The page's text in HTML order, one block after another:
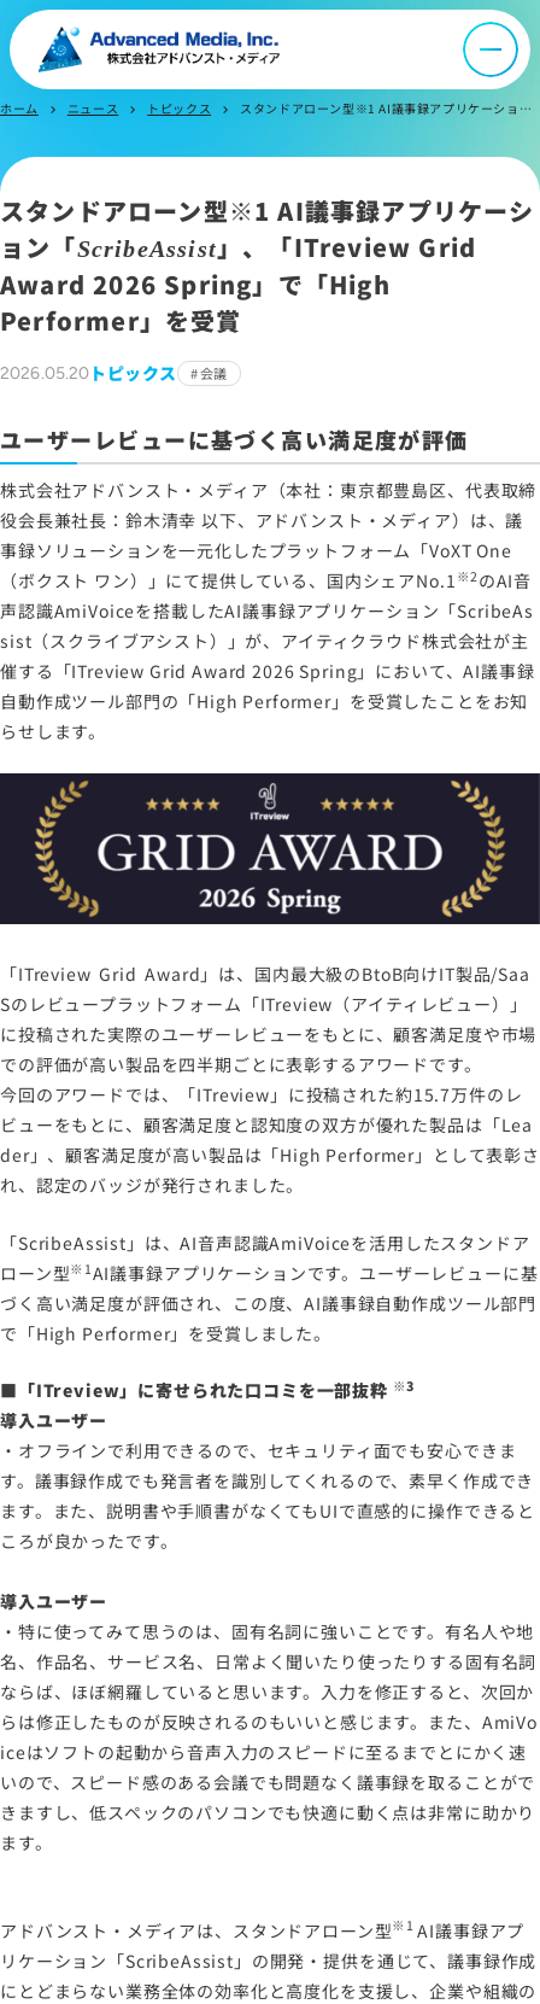
よくあるご質問
お問い合わせ
サイトマップ
サイトのご利用について
ソーシャルメディアポリシー
プライバシーポリシー
情報セキュリティポリシー
メールマガジン
ホーム chevron_right ニュース chevron_right トピックス chevron_right スタンドアローン型※1 AI議事録アプリケーション「ScribeAssist」、「ITreview Grid Award 2026 Spring」で「High Performer」を受賞
スタンドアローン型※1 AI議事録アプリケーシ
ョン「ScribeAssist」、「ITreview Grid
Award 2026 Spring」で「High
Performer」を受賞
2026.05.20 トピックス 会議
ユーザーレビューに基づく高い満足度が評価
株式会社アドバンスト・メディア（本社：東京都豊島区、代表取締
役会長兼社長：鈴木清幸 以下、アドバンスト・メディア）は、議
事録ソリューションを一元化したプラットフォーム「VoXT One
（ボクスト ワン）」にて提供している、国内シェアNo.1 ※2 のAI音
声認識AmiVoiceを搭載したAI議事録アプリケーション「ScribeAs
sist（スクライブアシスト）」が、アイティクラウド株式会社が主
催する「ITreview Grid Award 2026 Spring」において、AI議事録
自動作成ツール部門の「High Performer」を受賞したことをお知
らせします。
「ITreview Grid Award」は、国内最大級のBtoB向けIT製品/Saa
Sのレビュープラットフォーム「ITreview（アイティレビュー）」
に投稿された実際のユーザーレビューをもとに、顧客満足度や市場
での評価が高い製品を四半期ごとに表彰するアワードです。
今回のアワードでは、「ITreview」に投稿された約15.7万件のレ
ビューをもとに、顧客満足度と認知度の双方が優れた製品は「Lea
der」、顧客満⾜度が高い製品は「High Performer」として表彰さ
れ、認定のバッジが発行されました。
「ScribeAssist」は、AI音声認識AmiVoiceを活用したスタンドア
ローン型※1 AI議事録アプリケーションです。ユーザーレビューに基
づく高い満足度が評価され、この度、AI議事録自動作成ツール部門
で「High Performer」を受賞しました。
■「ITreview」に寄せられた口コミを一部抜粋 ※3
導入ユーザー
・オフラインで利用できるので、セキュリティ面でも安心できま
す。議事録作成でも発言者を識別してくれるので、素早く作成でき
ます。また、説明書や手順書がなくてもUIで直感的に操作できると
ころが良かったです。
導入ユーザー
・特に使ってみて思うのは、固有名詞に強いことです。有名人や地
名、作品名、サービス名、日常よく聞いたり使ったりする固有名詞
ならば、ほぼ網羅していると思います。入力を修正すると、次回か
らは修正したものが反映されるのもいいと感じます。また、AmiVo
iceはソフトの起動から音声入力のスピードに至るまでとにかく速
いので、スピード感のある会議でも問題なく議事録を取ることがで
きますし、低スペックのパソコンでも快適に動く点は非常に助かり
ます。
アドバンスト・メディアは、スタンドアローン型※1 AI議事録アプ
リケーション「ScribeAssist」の開発・提供を通じて、議事録作成
にとどまらない業務全体の効率化と高度化を支援し、企業や組織の